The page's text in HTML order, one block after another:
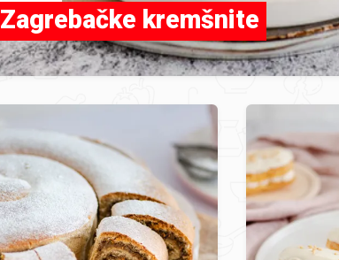
Zagrebačke kremšnite